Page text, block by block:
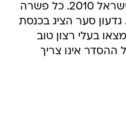
אין צורך במלחמת תרבות בישראל 2010. כל פשרה
גדעון סער הציג בכנסת
בעלי רצון טוב
אינו צריך